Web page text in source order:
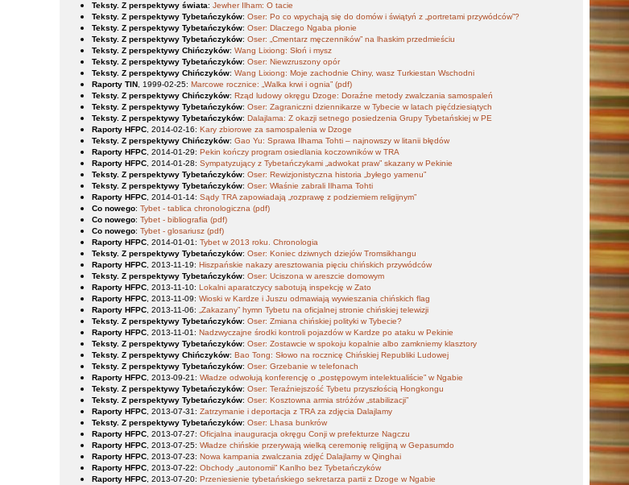
Teksty. Z perspektywy świata:Jewher Ilham: O tacie
Teksty. Z perspektywy Tybetańczyków:Oser: Po co wpychają się do domów i świątyń z „portretami przywódców”?
Teksty. Z perspektywy Tybetańczyków:Oser: Dlaczego Ngaba płonie
Teksty. Z perspektywy Tybetańczyków:Oser: „Cmentarz męczenników” na lhaskim przedmieściu
Teksty. Z perspektywy Chińczyków:Wang Lixiong: Słoń i mysz
Teksty. Z perspektywy Tybetańczyków:Oser: Niewzruszony opór
Teksty. Z perspektywy Chińczyków:Wang Lixiong: Moje zachodnie Chiny, wasz Turkiestan Wschodni
Raporty TIN, 1999-02-25:Marcowe rocznice: „Walka krwi i ognia” (pdf)
Teksty. Z perspektywy Chińczyków:Rząd ludowy okręgu Dzoge: Doraźne metody zwalczania samospaleń
Teksty. Z perspektywy Tybetańczyków:Oser: Zagraniczni dziennikarze w Tybecie w latach pięćdziesiątych
Teksty. Z perspektywy Tybetańczyków:Dalajlama: Z okazji setnego posiedzenia Grupy Tybetańskiej w PE
Raporty HFPC, 2014-02-16:Kary zbiorowe za samospalenia w Dzoge
Teksty. Z perspektywy Chińczyków:Gao Yu: Sprawa Ilhama Tohti – najnowszy w litanii błędów
Raporty HFPC, 2014-01-29:Pekin kończy program osiedlania koczowników w TRA
Raporty HFPC, 2014-01-28:Sympatyzujący z Tybetańczykami „adwokat praw” skazany w Pekinie
Teksty. Z perspektywy Tybetańczyków:Oser: Rewizjonistyczna historia „byłego yamenu”
Teksty. Z perspektywy Tybetańczyków:Oser: Właśnie zabrali Ilhama Tohti
Raporty HFPC, 2014-01-14:Sądy TRA zapowiadają „rozprawę z podziemiem religijnym”
Co nowego:Tybet - tablica chronologiczna (pdf)
Co nowego:Tybet - bibliografia (pdf)
Co nowego:Tybet - glosariusz (pdf)
Raporty HFPC, 2014-01-01:Tybet w 2013 roku. Chronologia
Teksty. Z perspektywy Tybetańczyków:Oser: Koniec dziwnych dziejów Tromsikhangu
Raporty HFPC, 2013-11-19:Hiszpańskie nakazy aresztowania pięciu chińskich przywódców
Teksty. Z perspektywy Tybetańczyków:Oser: Uciszona w areszcie domowym
Raporty HFPC, 2013-11-10:Lokalni aparatczycy sabotują inspekcję w Zato
Raporty HFPC, 2013-11-09:Wioski w Kardze i Juszu odmawiają wywieszania chińskich flag
Raporty HFPC, 2013-11-06:„Zakazany” hymn Tybetu na oficjalnej stronie chińskiej telewizji
Teksty. Z perspektywy Tybetańczyków:Oser: Zmiana chińskiej polityki w Tybecie?
Raporty HFPC, 2013-11-01:Nadzwyczajne środki kontroli pojazdów w Kardze po ataku w Pekinie
Teksty. Z perspektywy Tybetańczyków:Oser: Zostawcie w spokoju kopalnie albo zamkniemy klasztory
Teksty. Z perspektywy Chińczyków:Bao Tong: Słowo na rocznicę Chińskiej Republiki Ludowej
Teksty. Z perspektywy Tybetańczyków:Oser: Grzebanie w telefonach
Raporty HFPC, 2013-09-21:Władze odwołują konferencję o „postępowym intelektualiście” w Ngabie
Teksty. Z perspektywy Tybetańczyków:Oser: Teraźniejszość Tybetu przyszłością Hongkongu
Teksty. Z perspektywy Tybetańczyków:Oser: Kosztowna armia stróżów „stabilizacji”
Raporty HFPC, 2013-07-31:Zatrzymanie i deportacja z TRA za zdjęcia Dalajlamy
Teksty. Z perspektywy Tybetańczyków:Oser: Lhasa bunkrów
Raporty HFPC, 2013-07-27:Oficjalna inauguracja okręgu Conji w prefekturze Nagczu
Raporty HFPC, 2013-07-25:Władze chińskie przerywają wielką ceremonię religijną w Gepasumdo
Raporty HFPC, 2013-07-23:Nowa kampania zwalczania zdjęć Dalajlamy w Qinghai
Raporty HFPC, 2013-07-22:Obchody „autonomii” Kanlho bez Tybetańczyków
Raporty HFPC, 2013-07-20:Przeniesienie tybetańskiego sekretarza partii z Dzoge w Ngabie